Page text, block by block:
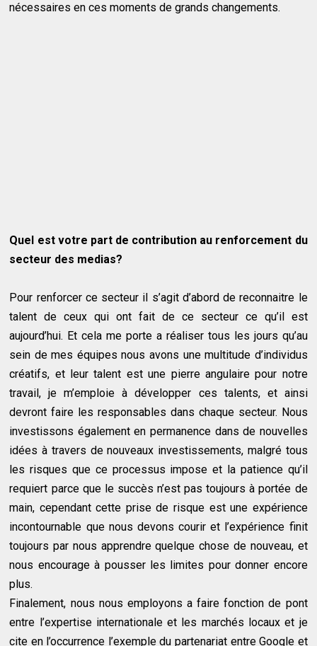
nécessaires en ces moments de grands changements.
Quel est votre part de contribution au renforcement du
secteur des medias?
Pour renforcer ce secteur il s’agit d’abord de reconnaitre le
talent de ceux qui ont fait de ce secteur ce qu’il est
aujourd’hui. Et cela me porte a réaliser tous les jours qu’au
sein de mes équipes nous avons une multitude d’individus
créatifs, et leur talent est une pierre angulaire pour notre
travail, je m’emploie à développer ces talents, et ainsi
devront faire les responsables dans chaque secteur. Nous
investissons également en permanence dans de nouvelles
idées à travers de nouveaux investissements, malgré tous
les risques que ce processus impose et la patience qu’il
requiert parce que le succès n’est pas toujours à portée de
main, cependant cette prise de risque est une expérience
incontournable que nous devons courir et l’expérience finit
toujours par nous apprendre quelque chose de nouveau, et
nous encourage à pousser les limites pour donner encore
plus.
Finalement, nous nous employons a faire fonction de pont
entre l’expertise internationale et les marchés locaux et je
cite en l’occurrence l’exemple du partenariat entre Google et